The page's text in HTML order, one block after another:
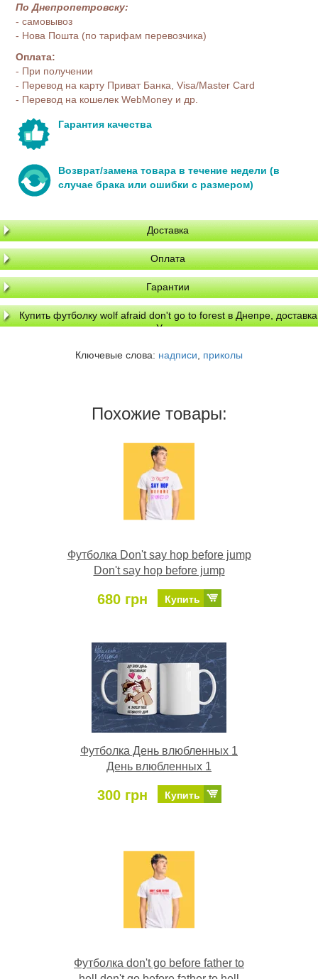
По Днепропетровску:
- самовывоз
- Нова Пошта (по тарифам перевозчика)
Оплата:
- При получении
- Перевод на карту Приват Банка, Visa/Master Card
- Перевод на кошелек WebMoney и др.
Гарантия качества
Возврат/замена товара в течение недели (в
случае брака или ошибки с размером)
Доставка
Оплата
Гарантии
Купить футболку wolf afraid don't go to forest в Днепре, доставка
по Украине
Ключевые слова: надписи приколы
Похожие товары:
Футболка Don't say hop before jump
Don't say hop before jump
680 грн Купить
Футболка День влюбленных 1
День влюбленных 1
300 грн Купить
Футболка don't go before father to